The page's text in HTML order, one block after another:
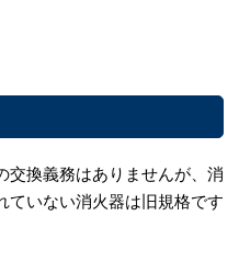
交換義務はありませんが、消
ていない消火器は旧規格です